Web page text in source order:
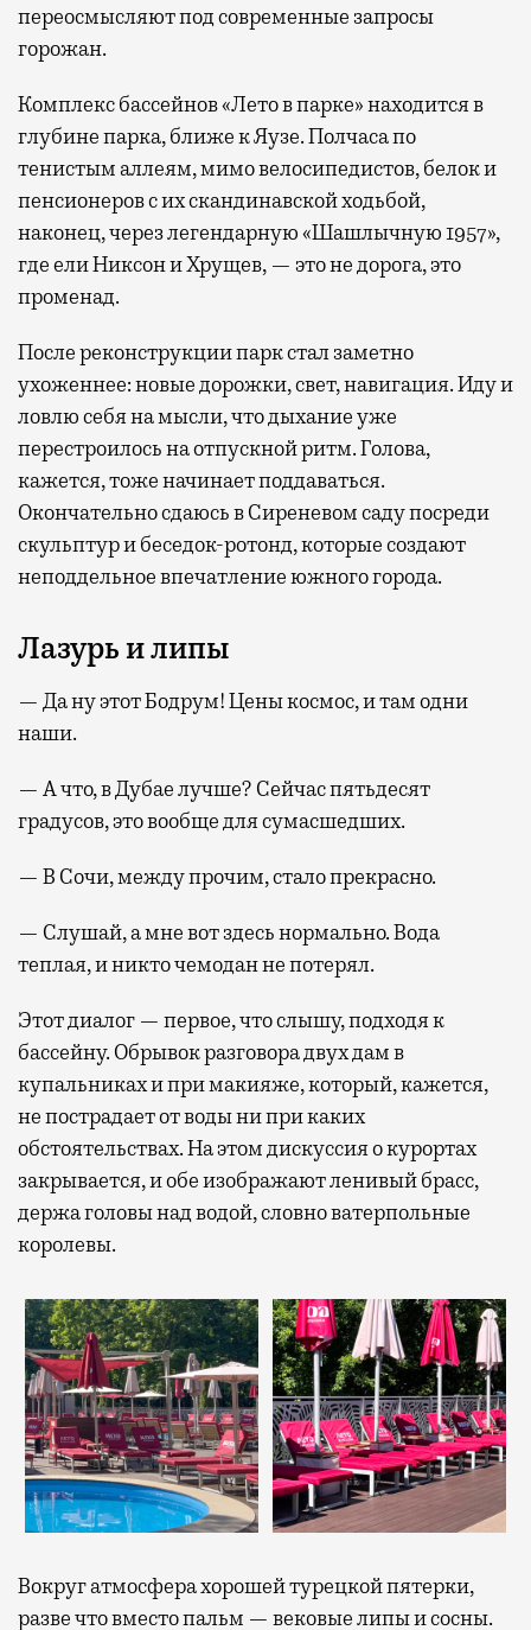
переосмысляют под современные запросы
горожан.
Комплекс бассейнов «Лето в парке» находится в
глубине парка, ближе к Яузе. Полчаса по
тенистым аллеям, мимо велосипедистов, белок и
пенсионеров с их скандинавской ходьбой,
наконец, через легендарную «Шашлычную 1957»,
где ели Никсон и Хрущев, — это не дорога, это
променад.
После реконструкции парк стал заметно
ухоженнее: новые дорожки, свет, навигация. Иду и
ловлю себя на мысли, что дыхание уже
перестроилось на отпускной ритм. Голова,
кажется, тоже начинает поддаваться.
Окончательно сдаюсь в Сиреневом саду посреди
скульптур и беседок-ротонд, которые создают
неподдельное впечатление южного города.
Лазурь и липы
— Да ну этот Бодрум! Цены космос, и там одни
наши.
— А что, в Дубае лучше? Сейчас пятьдесят
градусов, это вообще для сумасшедших.
— В Сочи, между прочим, стало прекрасно.
— Слушай, а мне вот здесь нормально. Вода
теплая, и никто чемодан не потерял.
Этот диалог — первое, что слышу, подходя к
бассейну. Обрывок разговора двух дам в
купальниках и при макияже, который, кажется,
не пострадает от воды ни при каких
обстоятельствах. На этом дискуссия о курортах
закрывается, и обе изображают ленивый брасс,
держа головы над водой, словно ватерпольные
королевы.
Вокруг атмосфера хорошей турецкой пятерки,
разве что вместо пальм — вековые липы и сосны.